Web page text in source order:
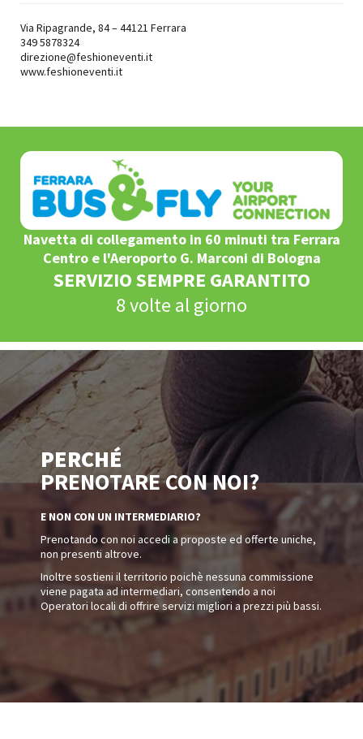
Via Ripagrande, 84 – 44121 Ferrara
349 5878324
direzione@feshioneventi.it
www.feshioneventi.it
Navetta di collegamento in 60 minuti tra Ferrara
Centro e l'Aeroporto G. Marconi di Bologna
SERVIZIO SEMPRE GARANTITO
8 volte al giorno
PERCHÉ
PRENOTARE CON NOI?
E NON CON UN INTERMEDIARIO?
Prenotando con noi accedi a proposte ed offerte uniche,
non presenti altrove.
Inoltre sostieni il territorio poichè nessuna commissione
viene pagata ad intermediari, consentendo a noi
Operatori locali di offrire servizi migliori a prezzi più bassi.